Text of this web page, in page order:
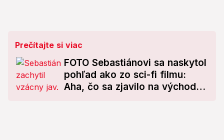
Prečítajte si viac
FOTO Sebastiánovi sa naskytol
pohľad ako zo sci-fi filmu:
Aha, čo sa zjavilo na východe